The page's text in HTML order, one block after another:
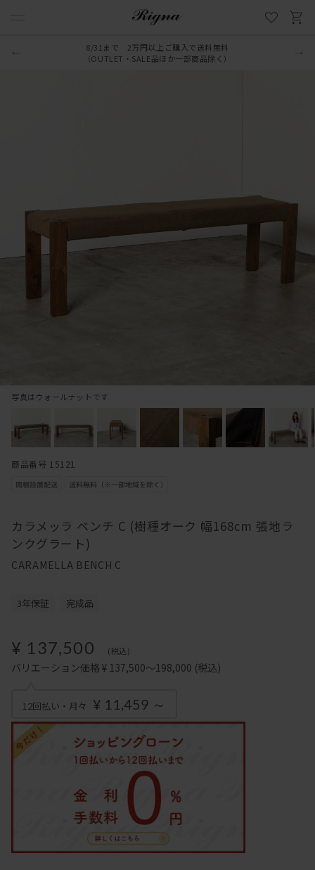
8/31まで 2万円以上ご購入で送料無料
（OUTLET・SALE品ほか一部商品除く）
カラメッラ ベンチ C (樹種オーク 幅168cm 張地ラ
ンクグラート)
CARAMELLA BENCH C
写真はウォールナットです
3年保証 完成品
¥ 137,500 (税込)
バリエーション価格 ¥ 137,500～198,000 (税込)
12回払い・月々 ¥ 11,459 ～
商品番号 15121